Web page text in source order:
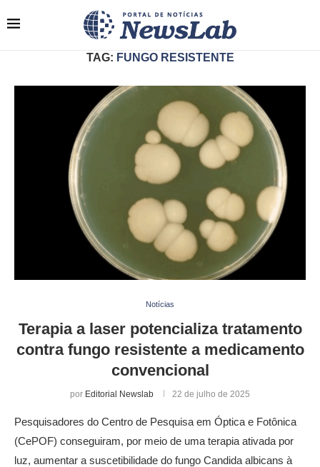
TAG: FUNGO RESISTENTE
Notícias
Terapia a laser potencializa tratamento
contra fungo resistente a medicamento
convencional
por Editorial Newslab 22 de julho de 2025
Pesquisadores do Centro de Pesquisa em Óptica e Fotônica
(CePOF) conseguiram, por meio de uma terapia ativada por
luz, aumentar a suscetibilidade do fungo Candida albicans à